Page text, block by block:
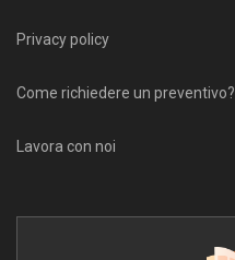
Privacy policy
Come richiedere un preventivo?
Lavora con noi